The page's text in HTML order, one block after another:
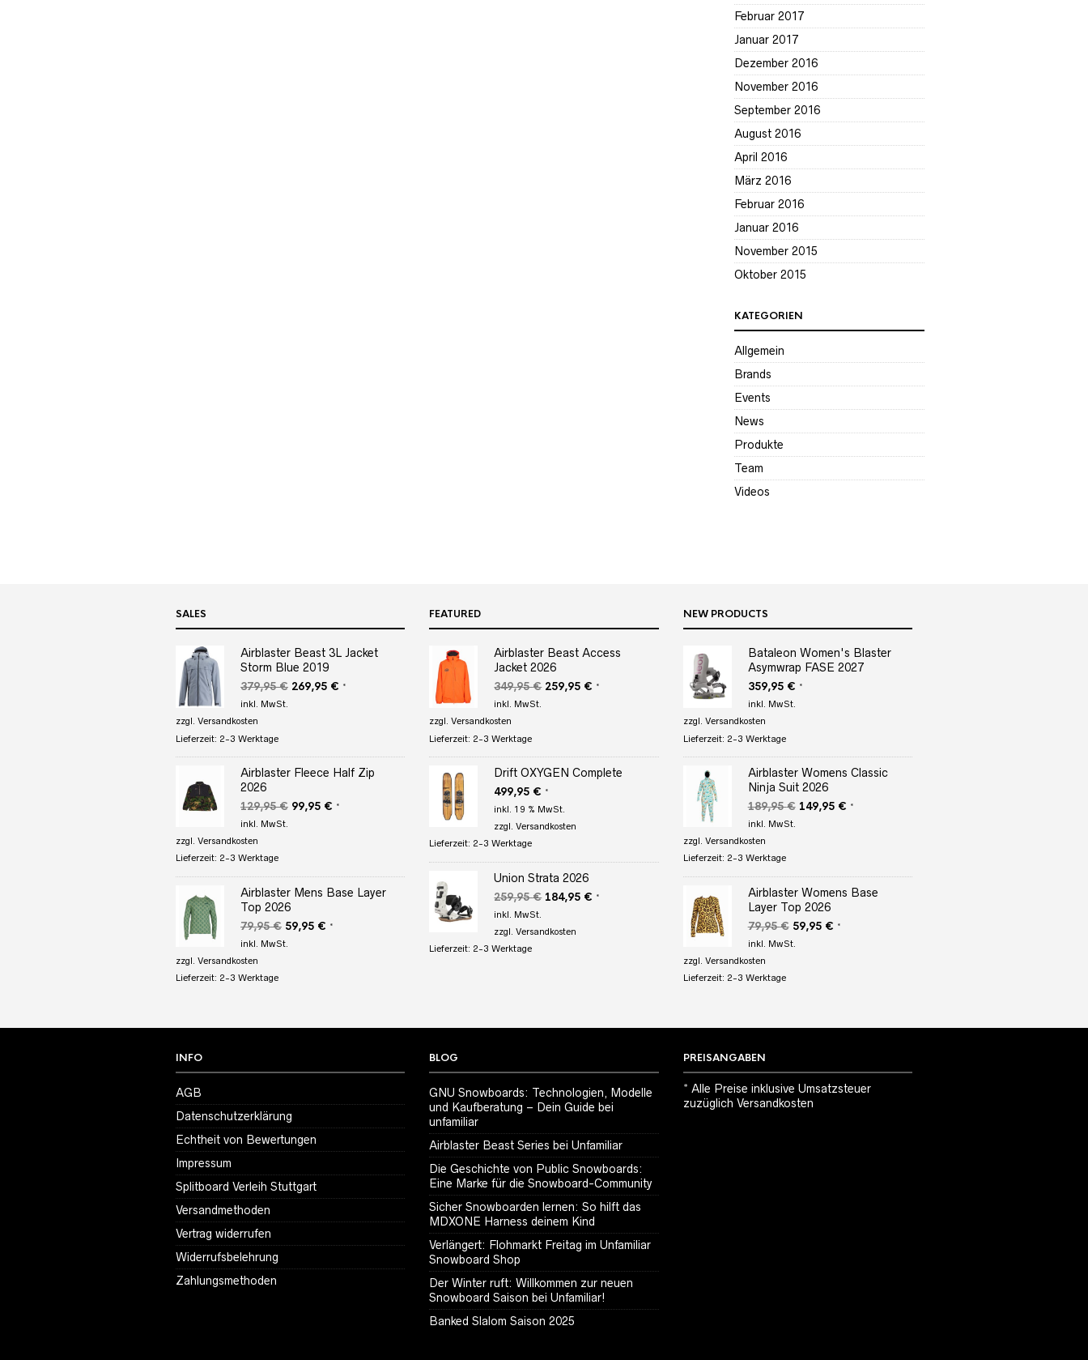
Februar 2017
Januar 2017
Dezember 2016
November 2016
September 2016
August 2016
April 2016
März 2016
Februar 2016
Januar 2016
November 2015
Oktober 2015
KATEGORIEN
Allgemein
Brands
Events
News
Produkte
Team
Videos
SALES
Airblaster Beast 3L Jacket
Storm Blue 2019
379,95€ Ursprünglicher
269,95 € Aktueller
*
inkl. MwSt.
zzgl. Versandkosten
Lieferzeit: 2-3 Werktage
Airblaster Fleece Half Zip
2026
129,95€ Ursprünglicher
99,95 € Aktueller
*
inkl. MwSt.
zzgl. Versandkosten
Lieferzeit: 2-3 Werktage
Airblaster Mens Base Layer
Top 2026
79,95€ Ursprünglicher
Preis
59,95 € Aktueller
*
inkl. MwSt.
zzgl. Versandkosten
Lieferzeit: 2-3 Werktage
FEATURED
Airblaster Beast Access
Jacket 2026
349,95€ Ursprünglicher
259,95 € Aktueller
*
inkl. MwSt.
zzgl.Versandkosten
Lieferzeit: 2-3 Werktage
Drift OXYGEN Complete
499,95 € *
inkl. 19 % MwSt.
zzgl.Versandkosten
Lieferzeit: 2-3 Werktage
Union Strata 2026
259,95€ Ursprünglicher
259,95 €
184,95 € Aktueller
*
inkl. MwSt.
zzgl.Versandkosten
Lieferzeit: 2-3 Werktage
NEW PRODUCTS
Bataleon Women's Blaster
Asymwrap FASE 2027
359,95 € *
inkl. MwSt.
zzgl. Versandkosten
Lieferzeit: 2-3 Werktage
Airblaster Womens Classic
Ninja Suit 2026
189,95€ Ursprünglicher
149,95 €Aktueller
*
inkl. MwSt.
zzgl. Versandkosten
Lieferzeit: 2-3 Werktage
Airblaster Womens Base
Layer Top 2026
79,95€ Ursprünglicher
Preis
59,95 €Aktueller
*
inkl. MwSt.
zzgl. Versandkosten
Lieferzeit: 2-3 Werktage
INFO
AGB
Datenschutzerklärung
Echtheit von Bewertungen
Impressum
Splitboard Verleih Stuttgart
Versandmethoden
Vertrag widerrufen
Widerrufsbelehrung
Zahlungsmethoden
BLOG
GNU Snowboards: Technologien, Modelle
und Kaufberatung – Dein Guide bei
unfamiliar
Airblaster Beast Series bei Unfamiliar
Die Geschichte von Public Snowboards:
Eine Marke für die Snowboard-Community
Sicher Snowboarden lernen: So hilft das
MDXONE Harness deinem Kind
Verlängert: Flohmarkt Freitag im Unfamiliar
Snowboard Shop
Der Winter ruft: Willkommen zur neuen
Snowboard Saison bei Unfamiliar!
Banked Slalom Saison 2025
PREISANGABEN
* Alle Preise inklusive Umsatzsteuer
zuzüglich Versandkosten